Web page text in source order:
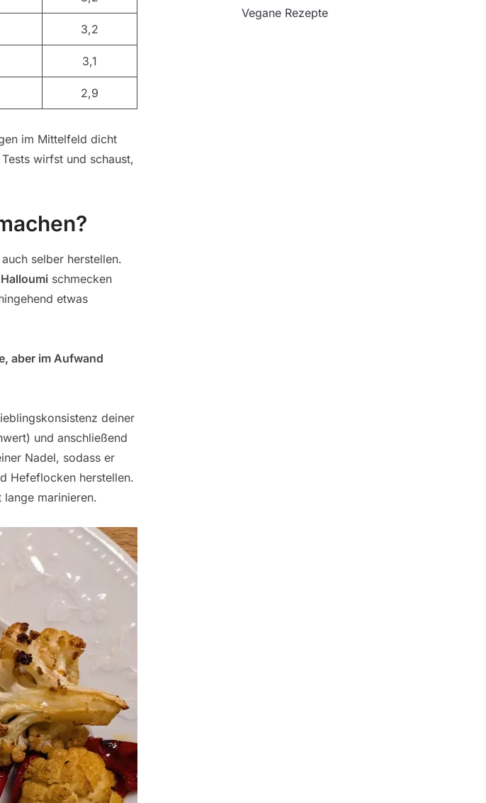
3,2
3,1
2,9
im Mittelfeld dicht
wirfst und schaust,
selber herstellen.
schmecken
etwas
aber im Aufwand
deiner
und anschließend
Nadel, sodass er
Hefeflocken herstellen.
marinieren.
Vegane Rezepte